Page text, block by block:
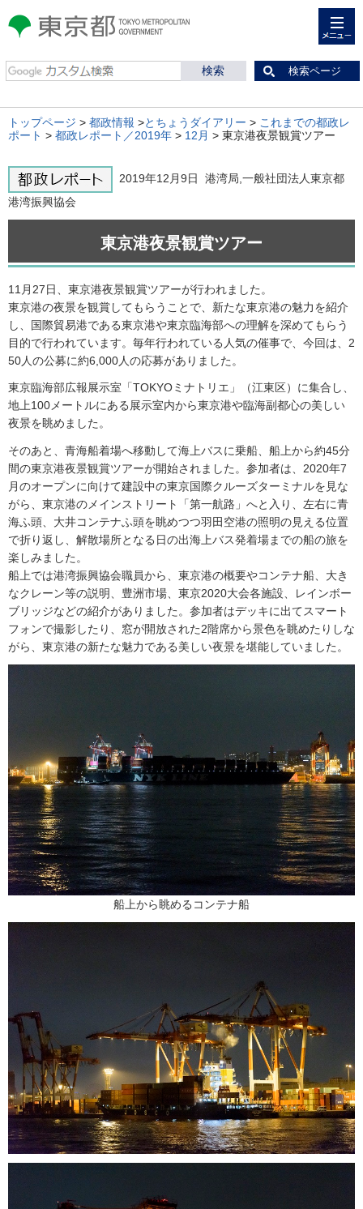
東京都 TOKYO METROPOLITAN
GOVERNMENT
検索ページ
トップページ > 都政情報 >とちょうダイアリー > これまでの都政レ
ポート > 都政レポート／2019年 > 12月 > 東京港夜景観賞ツアー
2019年12月9日 港湾局,一般社団法人東京都
港湾振興協会
東京港夜景観賞ツアー
11月27日、東京港夜景観賞ツアーが行われました。
東京港の夜景を観賞してもらうことで、新たな東京港の魅力を紹介
し、国際貿易港である東京港や東京臨海部への理解を深めてもらう
目的で行われています。毎年行われている人気の催事で、今回は、2
50人の公募に約6,000人の応募がありました。
東京臨海部広報展示室「TOKYOミナトリエ」（江東区）に集合し、
地上100メートルにある展示室内から東京港や臨海副都心の美しい
夜景を眺めました。
そのあと、青海船着場へ移動して海上バスに乗船、船上から約45分
間の東京港夜景観賞ツアーが開始されました。参加者は、2020年7
月のオープンに向けて建設中の東京国際クルーズターミナルを見な
がら、東京港のメインストリート「第一航路」へと入り、左右に青
海ふ頭、大井コンテナふ頭を眺めつつ羽田空港の照明の見える位置
で折り返し、解散場所となる日の出海上バス発着場までの船の旅を
楽しみました。
船上では港湾振興協会職員から、東京港の概要やコンテナ船、大き
なクレーン等の説明、豊洲市場、東京2020大会各施設、レインボー
ブリッジなどの紹介がありました。参加者はデッキに出てスマート
フォンで撮影したり、窓が開放された2階席から景色を眺めたりしな
がら、東京港の新たな魅力である美しい夜景を堪能していました。
船上から眺めるコンテナ船